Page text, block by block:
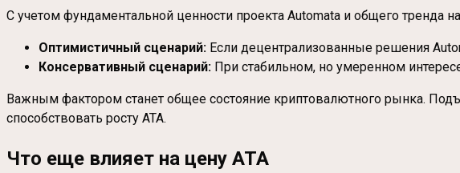
С учетом фундаментальной ценности проекта Automata и общего тренда
Оптимистичный сценарий: Если децентрализованные решения
Консервативный сценарий: При стабильном, но умеренном
Важным фактором станет общее состояние криптовалютного рынка.
способствовать росту ATA.
Что еще влияет на цену ATA